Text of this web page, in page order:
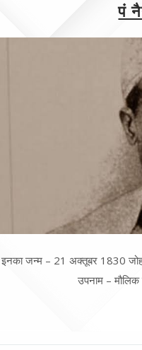
पं
इनका जन्म – 21 अक्तूबर 1830
उपनाम – मौलिक